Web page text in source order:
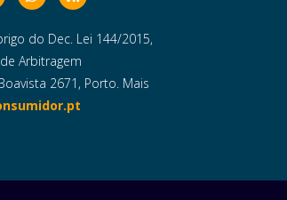
do Dec. Lei 144/2015,
Arbitragem
2671, Porto. Mais